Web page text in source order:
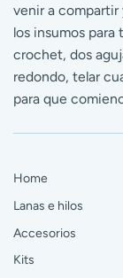
venir a
los insumos
crochet, dos
redondo, telar
para que
Home
Lanas e hilos
Accesorios
Kits